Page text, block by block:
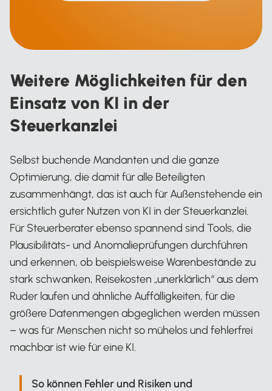
Weitere Möglichkeiten für den
Einsatz von KI in der
Steuerkanzlei
Selbst buchende Mandanten und die ganze
Optimierung, die damit für alle Beteiligten
zusammenhängt, das ist auch für Außenstehende ein
ersichtlich guter Nutzen von KI in der Steuerkanzlei.
Für Steuerberater ebenso spannend sind Tools, die
Plausibilitäts- und Anomalieprüfungen durchführen
und erkennen, ob beispielsweise Warenbestände zu
stark schwanken, Reisekosten „unerklärlich“ aus dem
Ruder laufen und ähnliche Auffälligkeiten, für die
größere Datenmengen abgeglichen werden müssen
– was für Menschen nicht so mühelos und fehlerfrei
machbar ist wie für eine KI.
So können Fehler und Risiken und